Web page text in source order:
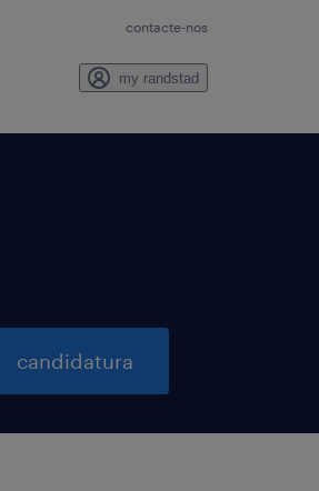
contacte-nos
my randstad
candidatura